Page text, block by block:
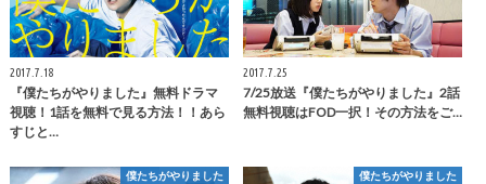
2017.7.18
『僕たちがやりました』無料ドラマ
視聴！1話を無料で見る方法！！あら
すじと…
2017.7.25
7/25放送『僕たちがやりました』2話
無料視聴はFOD一択！その方法をご…
僕たちがやりました 僕たちがやりました